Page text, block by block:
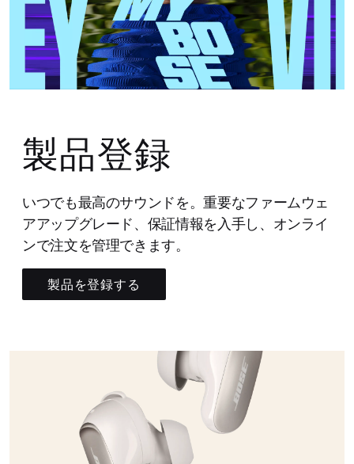
製品登録
いつでも最高のサウンドを。重要なファームウェ
アアップグレード、保証情報を入手し、オンライ
ンで注文を管理できます。
製品を登録する